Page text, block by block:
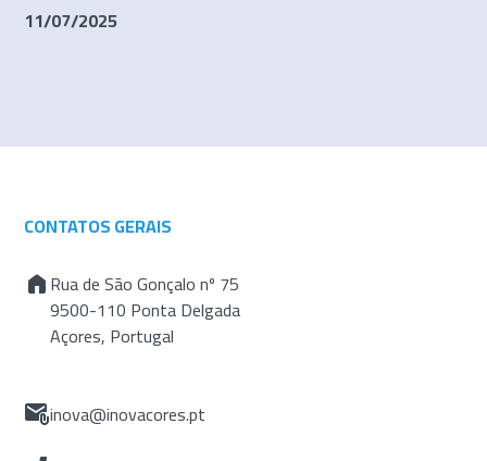
11/07/2025
CONTATOS GERAIS
Rua de São Gonçalo nº 75
9500-110 Ponta Delgada
Açores, Portugal
inova@inovacores.pt